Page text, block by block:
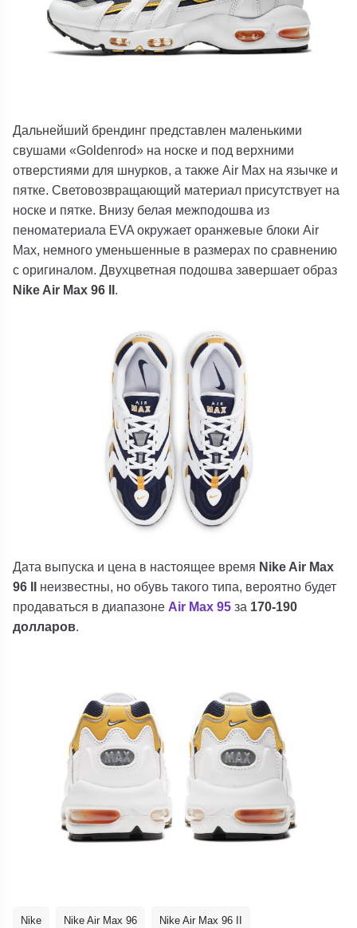
Дальнейший брендинг представлен маленькими
свушами «Goldenrod» на носке и под верхними
отверстиями для шнурков, а также Air Max на язычке и
пятке. Световозвращающий материал присутствует на
носке и пятке. Внизу белая межподошва из
пеноматериала EVA окружает оранжевые блоки Air
Max, немного уменьшенные в размерах по сравнению
с оригиналом. Двухцветная подошва завершает образ
Nike Air Max 96 II .
Дата выпуска и цена в настоящее время Nike Air Max
96 II неизвестны, но обувь такого типа, вероятно будет
продаваться в диапазоне Air Max 95 за 170-190
долларов.
Nike Nike Air Max 96 Nike Air Max 96 II